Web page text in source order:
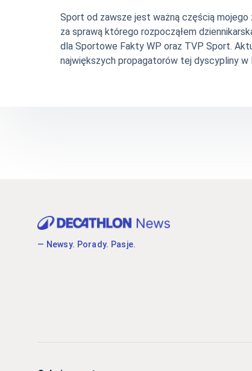
Sport od zawsze jest ważną częścią mojego
za sprawą którego rozpocząłem
dla Sportowe Fakty WP oraz TVP Sport.
największych propagatorów tej dyscypliny w
— Newsy. Porady. Pasje.